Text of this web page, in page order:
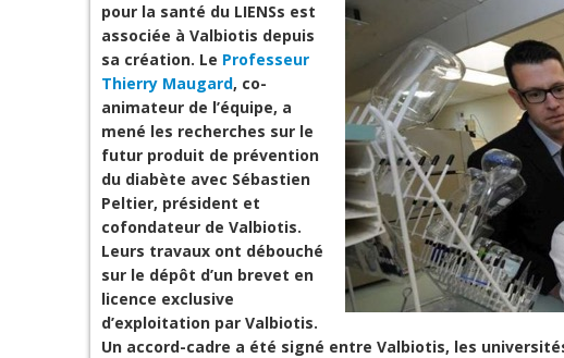
pour la santé du LIENSs est
associée à Valbiotis depuis
sa création. Le Professeur
Thierry Maugard, co-
animateur de l’équipe, a
mené les recherches sur le
futur produit de prévention
du diabète avec Sébastien
Peltier, président et
cofondateur de Valbiotis.
Leurs travaux ont débouché
sur le dépôt d’un brevet en
licence exclusive
d’exploitation par Valbiotis.
Un accord-cadre a été signé entre Valbiotis, les